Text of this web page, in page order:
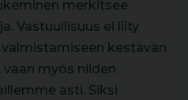
merkitsee
Vastuullisuus ei liity
kestävän
myös niiden
asti. Siksi